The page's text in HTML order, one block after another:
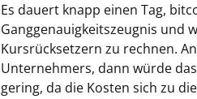
Es dauert knapp einen Tag,
Ganggenauigkeitszeugnis und
Kursrücksetzern zu rechnen.
Unternehmers, dann würde
gering, da die Kosten sich zu